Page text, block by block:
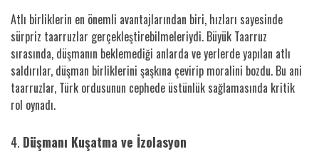
Atlı birliklerin en önemli avantajlarından biri, hızları sayesinde
sürpriz taarruzlar gerçekleştirebilmeleriydi. Büyük Taarruz
sırasında, düşmanın beklemediği anlarda ve yerlerde yapılan atlı
saldırılar, düşman birliklerini şaşkına çevirip moralini bozdu. Bu ani
taarruzlar, Türk ordusunun cephede üstünlük sağlamasında kritik
rol oynadı.
4. Düşmanı Kuşatma ve İzolasyon